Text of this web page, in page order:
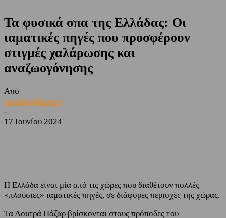
Τα φυσικά σπα της Ελλάδας: Οι
ιαματικές πηγές που προσφέρουν
στιγμές χαλάρωσης και
αναζωογόνησης
Από
sporting24news
-
17 Ιουνίου 2024
Η Ελλάδα είναι μία από τις χώρες που διαθέτουν πολλές
«πλούσιες» ιαματικές πηγές, σε διάφορες περιοχές της χώρας.
Τα Λουτρά Πόζαρ βρίσκονται στους πρόποδες του